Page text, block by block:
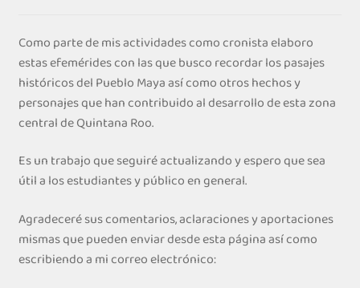
Como parte de mis actividades como cronista elaboro
estas efemérides con las que busco recordar los pasajes
históricos del Pueblo Maya así como otros hechos y
personajes que han contribuido al desarrollo de esta zona
central de Quintana Roo.
Es un trabajo que seguiré actualizando y espero que sea
útil a los estudiantes y público en general.
Agradeceré sus comentarios, aclaraciones y aportaciones
mismas que pueden enviar desde esta página así como
escribiendo a mi correo electrónico: